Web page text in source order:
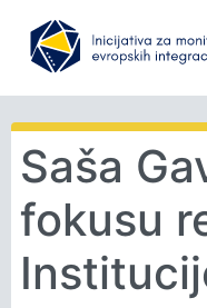
Saša
fokusu